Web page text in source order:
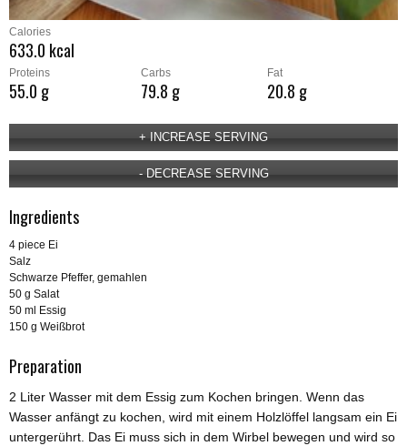
Calories
633.0 kcal
Proteins
55.0 g
Carbs
79.8 g
Fat
20.8 g
Ingredients
4 piece Ei
Salz
Schwarze Pfeffer, gemahlen
50 g Salat
50 ml Essig
150 g Weißbrot
Preparation
2 Liter Wasser mit dem Essig zum Kochen bringen. Wenn das
Wasser anfängt zu kochen, wird mit einem Holzlöffel langsam ein Ei
untergerührt. Das Ei muss sich in dem Wirbel bewegen und wird so